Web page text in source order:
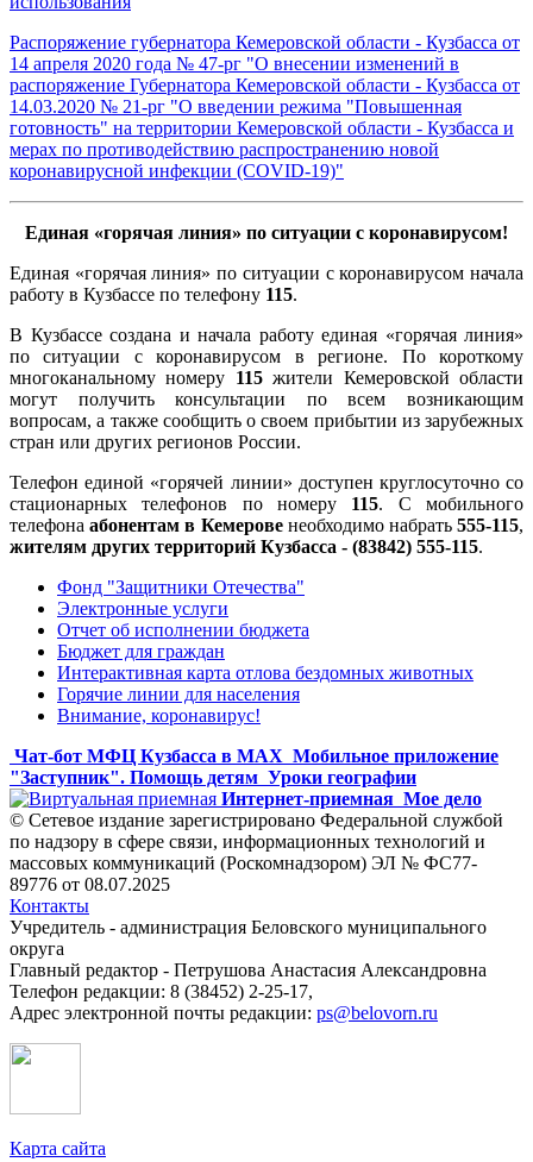
Распоряжение губернатора Кемеровской области - Кузбасса от
14 апреля 2020 года № 47-рг "О внесении изменений в
распоряжение Губернатора Кемеровской области - Кузбасса от
14.03.2020 № 21-рг "О введении режима "Повышенная
готовность" на территории Кемеровской области - Кузбасса и
мерах по противодействию распространению новой
коронавирусной инфекции (COVID-19)"
Единая «горячая линия» по ситуации с коронавирусом!
Единая «горячая линия» по ситуации с коронавирусом начала
работу в Кузбассе по телефону 115.
В Кузбассе создана и начала работу единая «горячая линия»
по ситуации с коронавирусом в регионе. По короткому
многоканальному номеру 115жители Кемеровской области
могут получить консультации по всем возникающим
вопросам, а также сообщить о своем прибытии из зарубежных
стран или других регионов России.
Телефон единой «горячей линии» доступен круглосуточно со
стационарных телефонов по номеру 115. С мобильного
телефонаабонентам в Кемеровенеобходимо набрать555-115,
жителям других территорий Кузбасса - (83842) 555-115.
Фонд "Защитники Отечества"
Электронные услуги
Отчет об исполнении бюджета
Бюджет для граждан
Интерактивная карта отлова бездомных животных
Горячие линии для населения
Внимание, коронавирус!
Чат-бот МФЦ Кузбасса в MAX Мобильное приложение
"Заступник". Помощь детям Уроки географии
Интернет-приемная Мое дело
© Сетевое издание зарегистрировано Федеральной службой
по надзору в сфере связи, информационных технологий и
массовых коммуникаций (Роскомнадзором) ЭЛ № ФС77-
89776 от 08.07.2025
Контакты
Учредитель - администрация Беловского муниципального
округа
Главный редактор - Петрушова Анастасия Александровна
Телефон редакции: 8 (38452) 2-25-17,
Адрес электронной почты редакции: ps@belovorn.ru
Карта сайта